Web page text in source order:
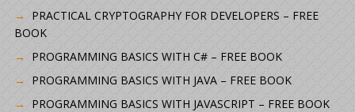
PRACTICAL CRYPTOGRAPHY FOR DEVELOPERS – FREE
BOOK
PROGRAMMING BASICS WITH C# – FREE BOOK
PROGRAMMING BASICS WITH JAVA – FREE BOOK
PROGRAMMING BASICS WITH JAVASCRIPT – FREE BOOK